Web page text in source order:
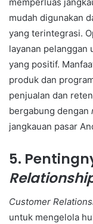
mudah digunakan
yang terintegrasi.
layanan pelanggan
yang positif.
produk dan
penjualan dan
bergabung dengan
jangkauan pasar
5.
Customer
untuk mengelola